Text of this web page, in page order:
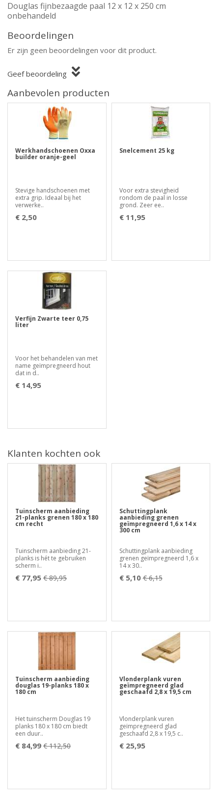
Douglas fijnbezaagde paal 12 x 12 x 250 cm
onbehandeld
Beoordelingen
Er zijn geen beoordelingen voor dit product.
Geef beoordeling
Aanbevolen producten
Werkhandschoenen Oxxa
builder oranje-geel
Stevige handschoenen met
extra grip. Ideaal bij het
verwerke..
€ 2,50
Snelcement 25 kg
Voor extra stevigheid
rondom de paal in losse
grond. Zeer ee..
€ 11,95
Verfijn Zwarte teer 0,75
liter
Voor het behandelen van met
name geïmpregneerd hout
dat in d..
€ 14,95
Klanten kochten ook
Tuinscherm aanbieding
21-planks grenen 180 x 180
cm recht
Tuinscherm aanbieding 21-
planks is hét te gebruiken
scherm i..
€ 77,95 € 89,95
Schuttingplank
aanbieding grenen
geïmpregneerd 1,6 x 14 x
300 cm
Schuttingplank aanbieding
grenen geïmpregneerd 1,6 x
14 x 30..
€ 5,10 € 6,15
Tuinscherm aanbieding
douglas 19-planks 180 x
180 cm
Het tuinscherm Douglas 19
planks 180 x 180 cm biedt
een duur..
€ 84,99 € 112,50
Vlonderplank vuren
geïmpregneerd glad
geschaafd 2,8 x 19,5 cm
Vlonderplank vuren
geïmpregneerd glad
geschaafd 2,8 x 19,5 c..
€ 25,95